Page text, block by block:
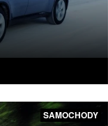
SAMOCHODY